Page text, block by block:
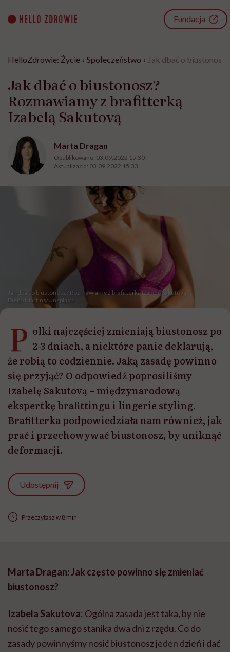
content
Fundacja
HelloZdrowie: Życie › Społeczeństwo › Jak dbać o
Jak dbać o biustonosz?
Rozmawiamy z brafitterką
Izabelą Sakutovą
Marta Dragan
Opublikowano: 03.09.2022 15:30
Aktualizacja: 03.09.2022 15:33
Jak dbać o biustonosz? Rozmawiamy z brafitterką Izabelą Sakutovą
Diego Martins/Unsplash
P olki najczęściej zmieniają biustonosz po
2-3 dniach, a niektóre panie deklarują,
że robią to codziennie. Jaką zasadę powinno
się przyjąć? O odpowiedź poprosiliśmy
Izabelę Sakutovą – międzynarodową
ekspertkę brafittingu i lingerie styling.
Brafitterka podpowiedziała nam również, jak
prać i przechowywać biustonosz, by uniknąć
deformacji.
Udostępnij
Przeczytasz w 8 min
Marta Dragan: Jak często powinno się zmieniać
biustonosz?
Izabela Sakutova: Ogólna zasada jest taka, by nie
nosić tego samego stanika dwa dni z rzędu. Co do
zasady powinnyśmy nosić biustonosz jeden dzień i dać